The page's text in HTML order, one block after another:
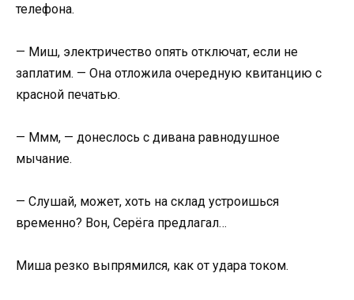
телефона.
— Миш, электричество опять отключат, если не
заплатим. — Она отложила очередную квитанцию с
красной печатью.
— Ммм, — донеслось с дивана равнодушное
мычание.
— Слушай, может, хоть на склад устроишься
временно? Вон, Серёга предлагал…
Миша резко выпрямился, как от удара током.